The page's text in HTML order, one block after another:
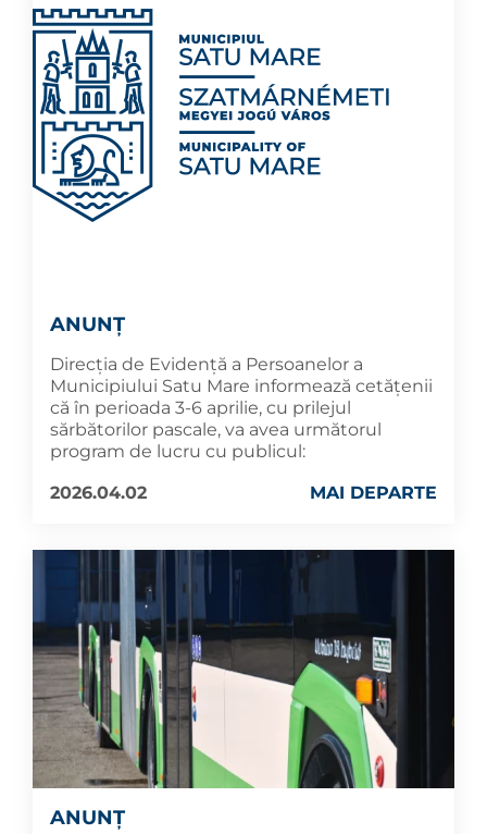
ANUNȚ
Direcția de Evidență a Persoanelor a
Municipiului Satu Mare informează cetățenii
că în perioada 3-6 aprilie, cu prilejul
sărbătorilor pascale, va avea următorul
program de lucru cu publicul:
2026.04.02
MAI DEPARTE
ANUNȚ